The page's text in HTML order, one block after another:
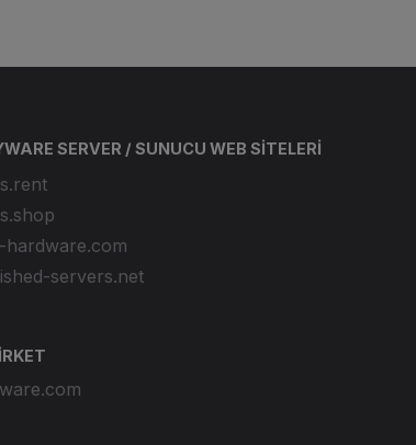
SERVER / SUNUCU WEB SİTELERİ
hardware.com
servers.net